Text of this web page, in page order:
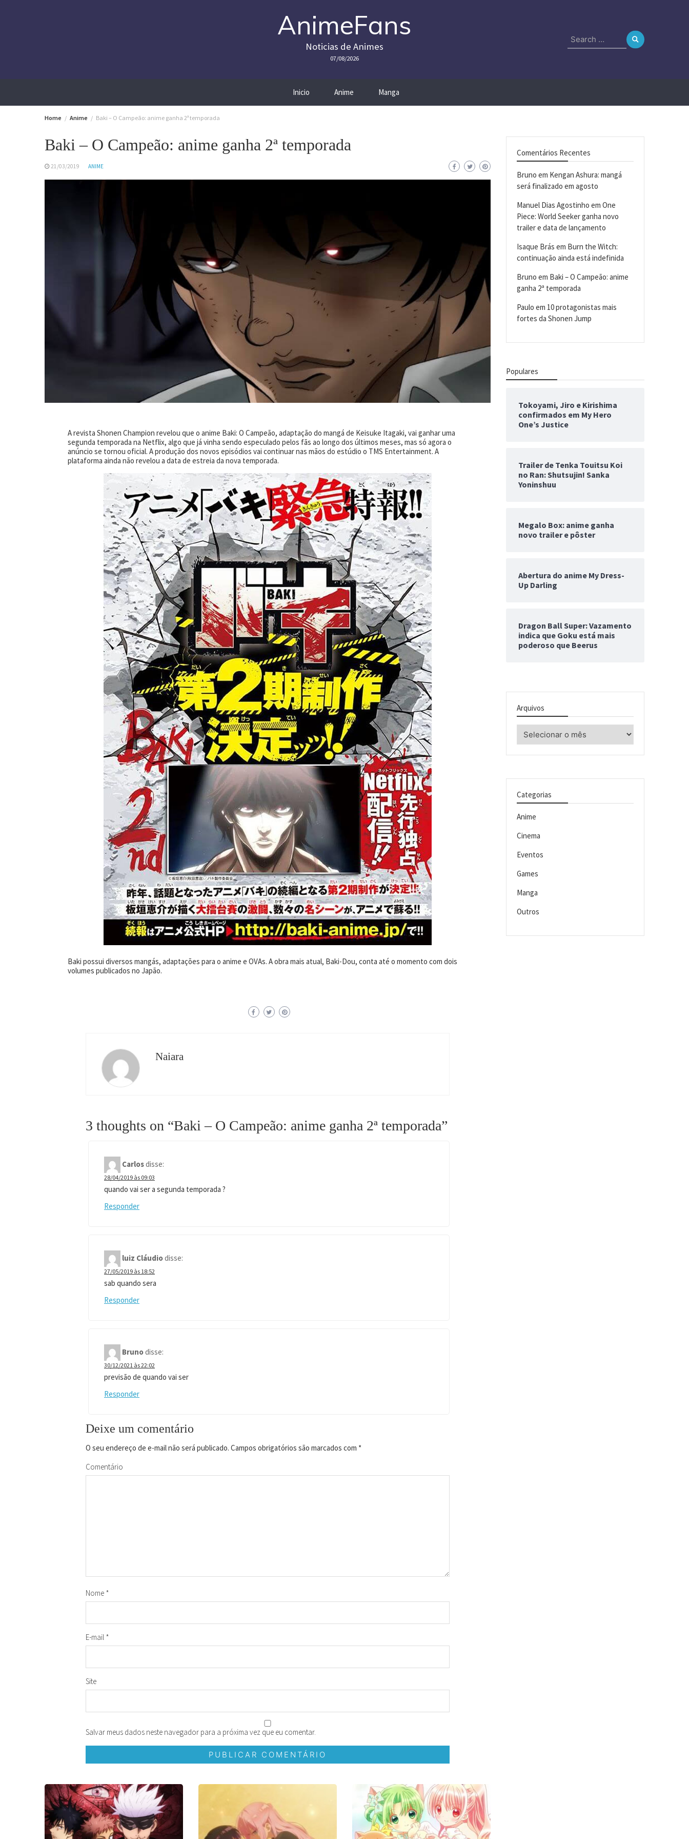
AnimeFans
Noticias de Animes
07/08/2026
Search
for:
Inicio Anime Manga
Home Anime Baki – O Campeão: anime ganha 2ª temporada
Baki – O Campeão: anime ganha 2ª temporada
21/03/2019 ANIME
A revista Shonen Champion revelou que o anime Baki: O Campeão, adaptação do mangá de Keisuke Itagaki, vai ganhar uma
segunda temporada na Netflix, algo que já vinha sendo especulado pelos fãs ao longo dos últimos meses, mas só agora o
anúncio se tornou oficial. A produção dos novos episódios vai continuar nas mãos do estúdio o TMS Entertainment. A
plataforma ainda não revelou a data de estreia da nova temporada.
Baki possui diversos mangás, adaptações para o anime e OVAs. A obra mais atual, Baki-Dou, conta até o momento com dois
volumes publicados no Japão.
Naiara
3 thoughts on “Baki – O Campeão: anime ganha 2ª temporada”
Carlosdisse:
28/04/2019 às 09:03
quando vai ser a segunda temporada ?
Responder
luiz Cláudiodisse:
27/05/2019 às 18:52
sab quando sera
Responder
Brunodisse:
30/12/2021 às 22:02
previsão de quando vai ser
Responder
Deixe um comentário
O seu endereço de e-mail não será publicado. Campos obrigatórios são marcados com *
Comentário
Nome *
E-mail *
Site
Salvar meus dados neste navegador para a próxima vez que eu comentar.
Comentários Recentes
Bruno em Kengan Ashura: mangá
será finalizado em agosto
Manuel Dias Agostinho em One
Piece: World Seeker ganha novo
trailer e data de lançamento
Isaque Brás em Burn the Witch:
continuação ainda está indefinida
Bruno em Baki – O Campeão: anime
ganha 2ª temporada
Paulo em 10 protagonistas mais
fortes da Shonen Jump
Populares
Tokoyami, Jiro e Kirishima
confirmados em My Hero
One’s Justice
Trailer de Tenka Touitsu Koi
no Ran: Shutsujin! Sanka
Yoninshuu
Megalo Box: anime ganha
novo trailer e pôster
Abertura do anime My Dress-
Up Darling
Dragon Ball Super: Vazamento
indica que Goku está mais
poderoso que Beerus
Arquivos
Arquivos
Categorias
Anime
Cinema
Eventos
Games
Manga
Outros